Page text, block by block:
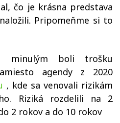
čo je krásna predstava
Pripomeňme si to
minulým boli trošku
agendy z 2020
, kde sa venovali rizikám
Riziká rozdelili na 2
2 rokov a do 10 rokov